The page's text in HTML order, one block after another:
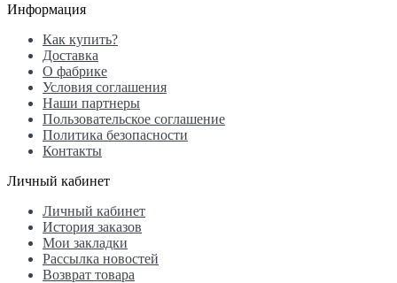
Информация
Как купить?
Доставка
О фабрике
Условия соглашения
Наши партнеры
Пользовательское соглашение
Политика безопасности
Контакты
Личный кабинет
Личный кабинет
История заказов
Мои закладки
Рассылка новостей
Возврат товара